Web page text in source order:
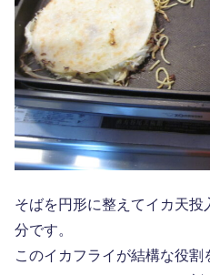
そばを円形に整えてイカ天
分です。
このイカフライが結構な役割